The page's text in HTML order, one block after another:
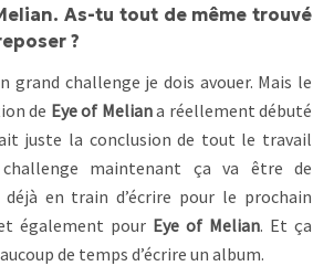
As-tu tout de même trouvé
?
grand challenge je dois avouer. Mais le
de Eye of Meliana réellement débuté
juste la conclusion de tout le travail
maintenant ça va être de
en train d’écrire pour le prochain
également pour Eye of Melian. Et ça
de temps d’écrire un album.